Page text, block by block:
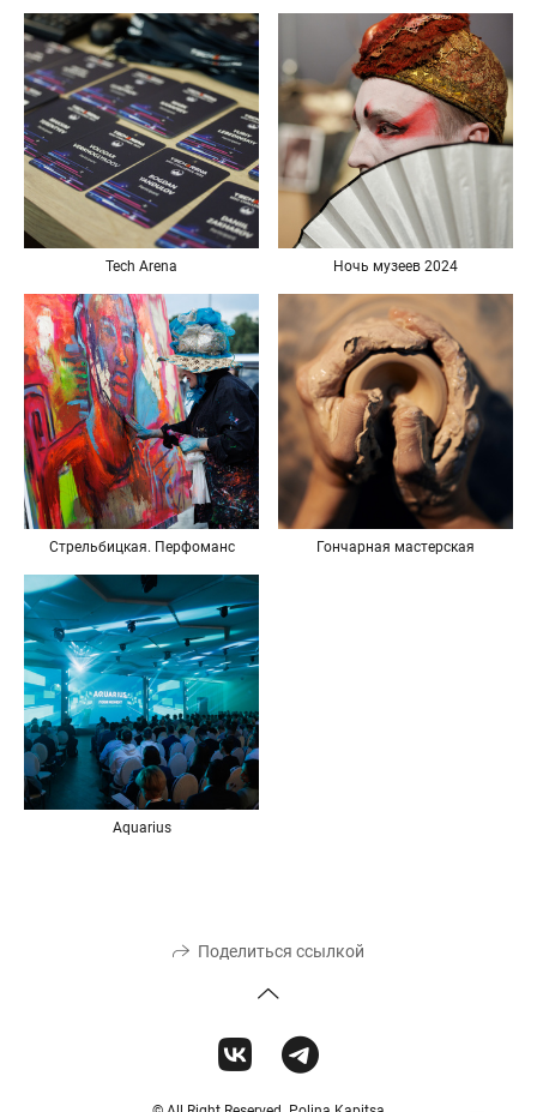
Tech Arena Ночь музеев 2024
Стрельбицкая. Перфоманс Гончарная мастерская
Aquarius
Поделиться ссылкой